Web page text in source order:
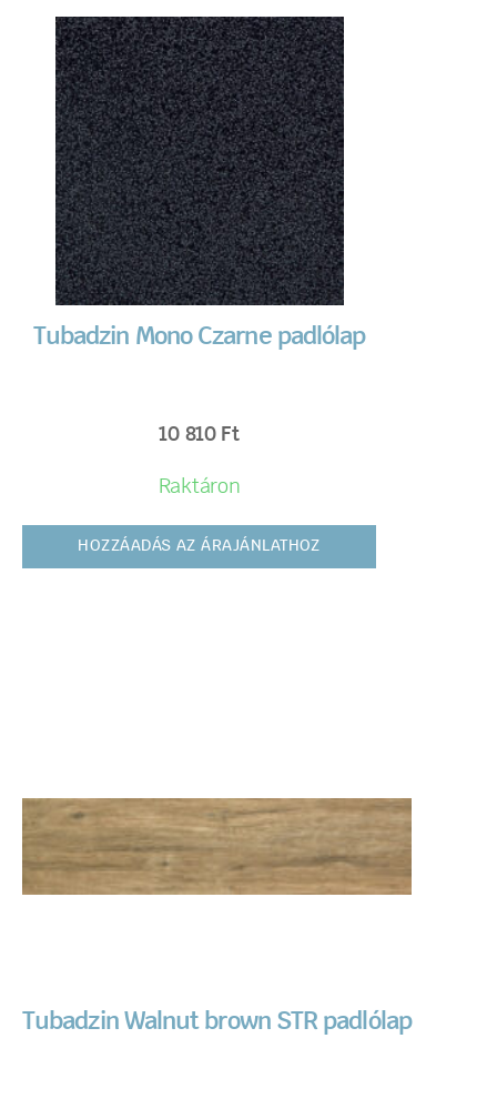
Tubadzin Mono Czarne padlólap
10 810 Ft
Raktáron
HOZZÁADÁS AZ ÁRAJÁNLATHOZ
Tubadzin Walnut brown STR padlólap